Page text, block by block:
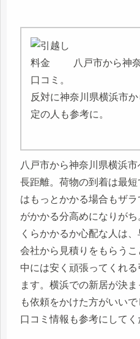
八戸市から神
口コミ。
反対に神奈川県横浜市
定の人も参考に。
八戸市から神奈川県横浜
長距離。荷物の到着は最
はもっとかかる場合もザ
がかかる分高めになりが
くらかかるか心配な人は
会社から見積りをもらうこ
中には安く頑張ってくれ
ます。横浜での新居が決
も依頼をかけた方がいいで
口コミ情報も参考にしてく